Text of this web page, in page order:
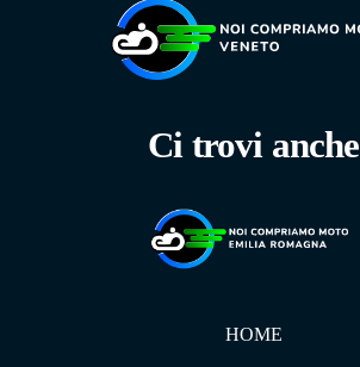
Ci trovi anche
HOME